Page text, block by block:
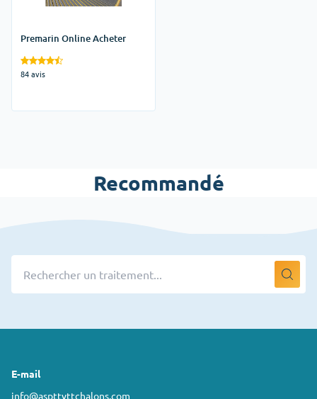
Premarin Online Acheter
84 avis
Recommandé
E-mail
info@aspttvttchalons.com